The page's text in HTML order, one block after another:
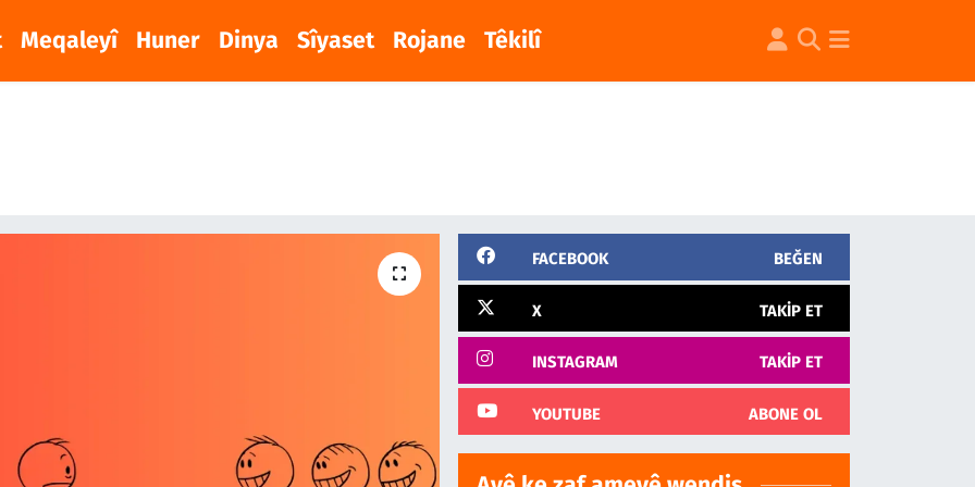
Meqaleyî Huner Dinya Sîyaset Rojane Têkilî
FACEBOOK BEĞEN
X TAKIP ET
INSTAGRAM TAKIP ET
YOUTUBE ABONE OL